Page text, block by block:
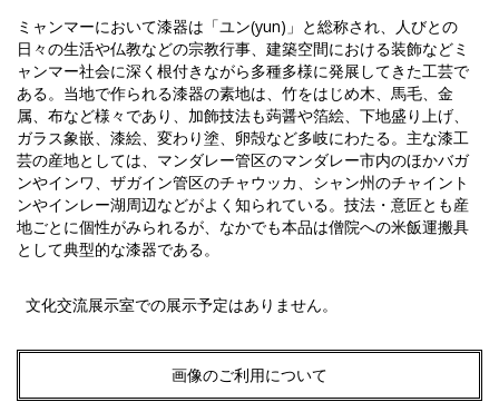
ミャンマーにおいて漆器は「ユン(yun)」と総称され、人びとの
日々の生活や仏教などの宗教行事、建築空間における装飾などミ
ャンマー社会に深く根付きながら多種多様に発展してきた工芸で
ある。当地で作られる漆器の素地は、竹をはじめ木、馬毛、金
属、布など様々であり、加飾技法も蒟醤や箔絵、下地盛り上げ、
ガラス象嵌、漆絵、変わり塗、卵殻など多岐にわたる。主な漆工
芸の産地としては、マンダレー管区のマンダレー市内のほかバガ
ンやインワ、ザガイン管区のチャウッカ、シャン州のチャイント
ンやインレー湖周辺などがよく知られている。技法・意匠とも産
地ごとに個性がみられるが、なかでも本品は僧院への米飯運搬具
として典型的な漆器である。
文化交流展示室での展示予定はありません。
画像のご利用について